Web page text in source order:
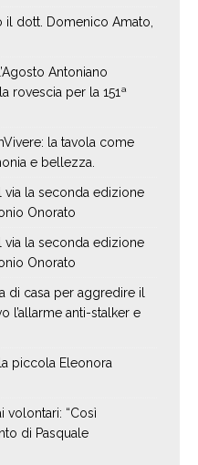
il dott. Domenico Amato,
Antoniano
rovescia per la 151ª
la tavola come
e bellezza.
via la seconda edizione
Onorato
via la seconda edizione
Onorato
di casa per aggredire il
l’allarme anti-stalker e
piccola Eleonora
volontari: “Così
di Pasquale